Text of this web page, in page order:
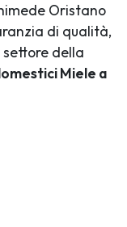
Oristano
di qualità,
della
Miele a